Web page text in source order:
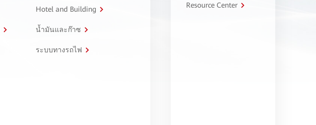
Hotel and Building
น้ำมันและก๊าซ
ระบบทางรถไฟ
Resource Center